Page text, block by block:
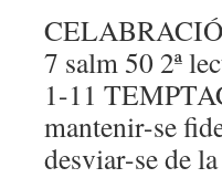
7 salm 50 2ª
1-11
mantenir-se
desviar-se de